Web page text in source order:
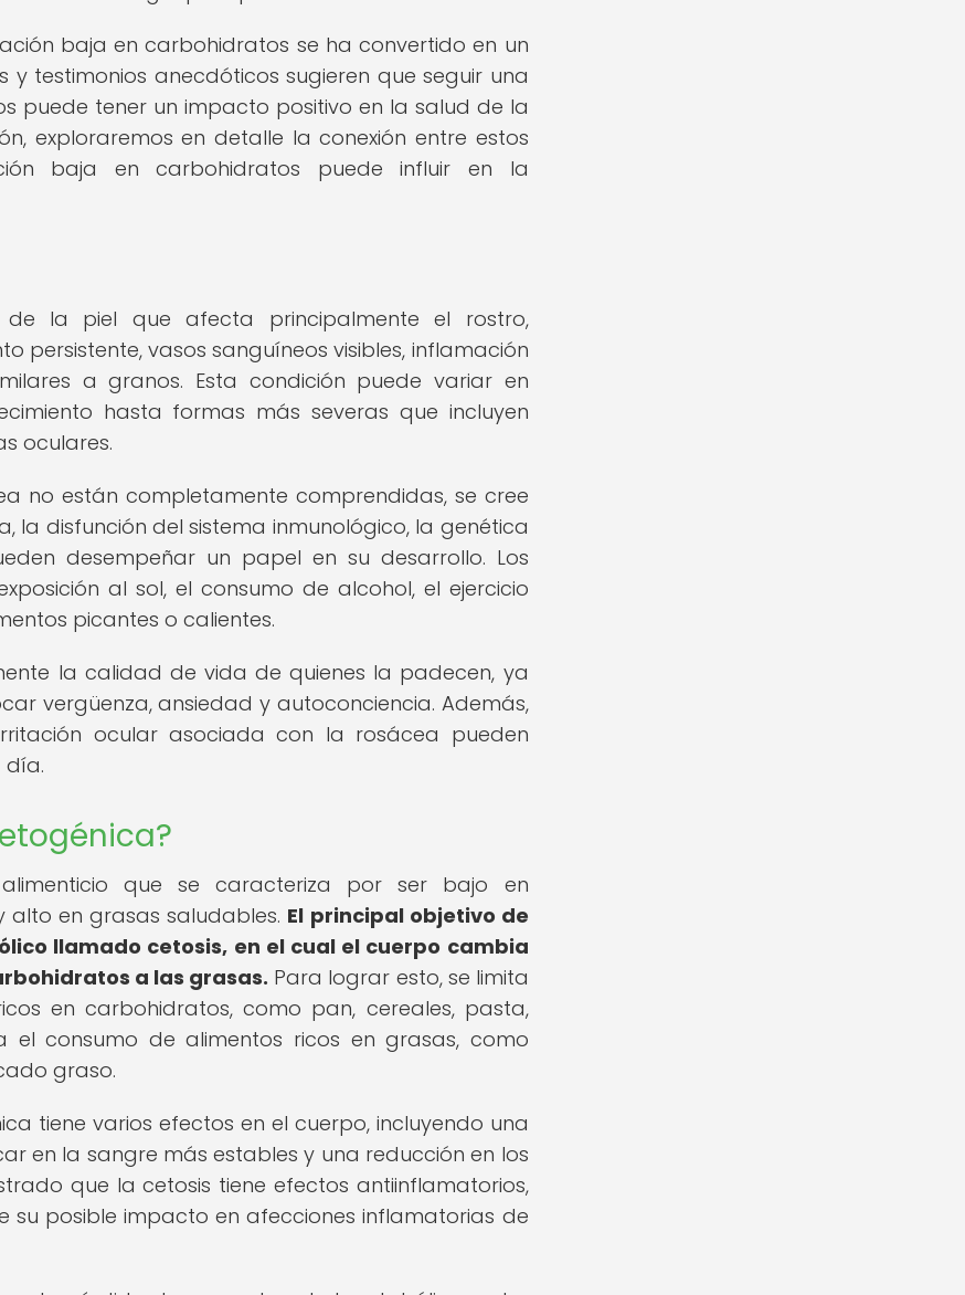
baja en carbohidratos se ha convertido en un
testimonios anecdóticos sugieren que seguir una
puede tener un impacto positivo en la salud de la
exploraremos en detalle la conexión entre estos
baja en carbohidratos puede influir en la
la piel que afecta principalmente el rostro,
persistente, vasos sanguíneos visibles, inflamación
a granos. Esta condición puede variar en
hasta formas más severas que incluyen
oculares.
no están completamente comprendidas, se cree
disfunción del sistema inmunológico, la genética
desempeñar un papel en su desarrollo. Los
al sol, el consumo de alcohol, el ejercicio
picantes o calientes.
la calidad de vida de quienes la padecen, ya
vergüenza, ansiedad y autoconciencia. Además,
ocular asociada con la rosácea pueden
día.
que se caracteriza por ser bajo en
en grasas saludables. El principal objetivo de
llamado cetosis, en el cual el cuerpo cambia
a las grasas. Para lograr esto, se limita
en carbohidratos, como pan, cereales, pasta,
el consumo de alimentos ricos en grasas, como
graso.
tiene varios efectos en el cuerpo, incluyendo una
en la sangre más estables y una reducción en los
que la cetosis tiene efectos antiinflamatorios,
su posible impacto en afecciones inflamatorias de